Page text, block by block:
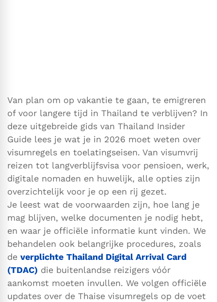
Van plan om op vakantie te gaan, te emigreren
of voor langere tijd in Thailand te verblijven? In
deze uitgebreide gids van Thailand Insider
Guide lees je wat je in 2026 moet weten over
visumregels en toelatingseisen. Van visumvrij
reizen tot langverblijfsvisa voor pensioen, werk,
digitale nomaden en huwelijk, alle opties zijn
overzichtelijk voor je op een rij gezet.
Je leest wat de voorwaarden zijn, hoe lang je
mag blijven, welke documenten je nodig hebt,
en waar je officiële informatie kunt vinden. We
behandelen ook belangrijke procedures, zoals
de verplichte Thailand Digital Arrival Card
(TDAC) die buitenlandse reizigers vóór
aankomst moeten invullen. We volgen officiële
updates over de Thaise visumregels op de voet